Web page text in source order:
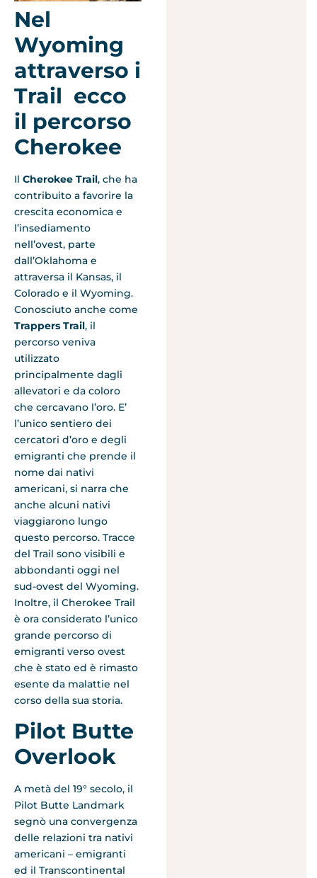
Nel
Wyoming
attraverso i
Trail ecco
il percorso
Cherokee
Il Cherokee Trail, che ha
contribuito a favorire la
crescita economica e
l’insediamento
nell’ovest, parte
dall’Oklahoma e
attraversa il Kansas, il
Colorado e il Wyoming.
Conosciuto anche come
Trappers Trail, il
percorso veniva
utilizzato
principalmente dagli
allevatori e da coloro
che cercavano l’oro. E’
l’unico sentiero dei
cercatori d’oro e degli
emigranti che prende il
nome dai nativi
americani, si narra che
anche alcuni nativi
viaggiarono lungo
questo percorso. Tracce
del Trail sono visibili e
abbondanti oggi nel
sud-ovest del Wyoming.
Inoltre, il Cherokee Trail
è ora considerato l’unico
grande percorso di
emigranti verso ovest
che è stato ed è rimasto
esente da malattie nel
corso della sua storia.
Pilot Butte
Overlook
A metà del 19° secolo, il
Pilot Butte Landmark
segnò una convergenza
delle relazioni tra nativi
americani – emigranti
ed il Transcontinental